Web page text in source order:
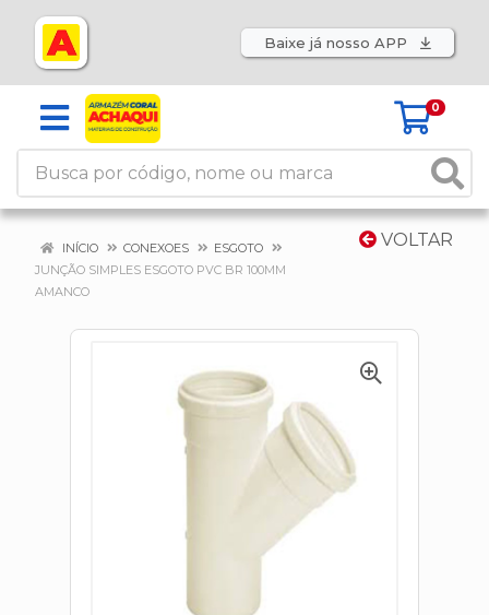
Baixe já nosso APP
0
VOLTAR
INÍCIO CONEXOES
ESGOTO
JUNÇÃO SIMPLES ESGOTO PVC BR 100MM
AMANCO